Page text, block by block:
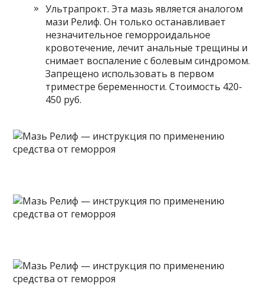
Ультрапрокт. Эта мазь является аналогом
мази Релиф. Он только останавливает
незначительное геморроидальное
кровотечение, лечит анальные трещины и
снимает воспаление с болевым синдромом.
Запрещено использовать в первом
триместре беременности. Стоимость 420-
450 руб.